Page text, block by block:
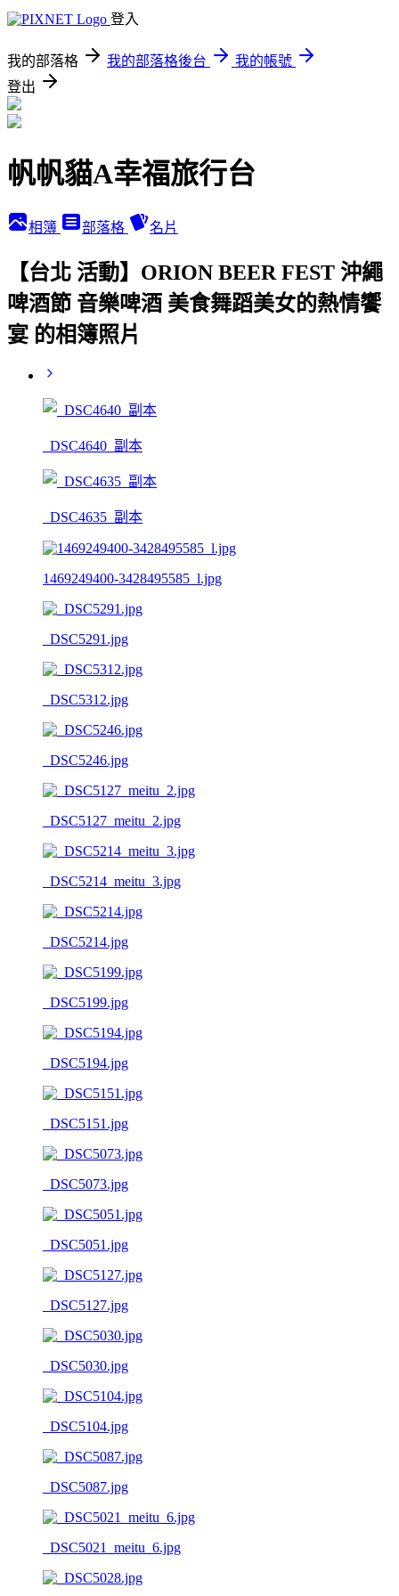
登入
我的部落格 我的部落格後台
我的帳號
登出
帆帆貓A幸福旅行台
相簿 部落格 名片
【台北 活動】ORION BEER FEST 沖繩
啤酒節 音樂啤酒 美食舞蹈美女的熱情饗
宴 的相簿照片
_DSC4640_副本
_DSC4635_副本
1469249400-3428495585_l.jpg
_DSC5291.jpg
_DSC5312.jpg
_DSC5246.jpg
_DSC5127_meitu_2.jpg
_DSC5214_meitu_3.jpg
_DSC5214.jpg
_DSC5199.jpg
_DSC5194.jpg
_DSC5151.jpg
_DSC5073.jpg
_DSC5051.jpg
_DSC5127.jpg
_DSC5030.jpg
_DSC5104.jpg
_DSC5087.jpg
_DSC5021_meitu_6.jpg